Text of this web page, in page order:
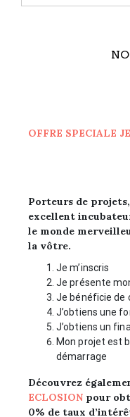
OFFRE SPECIALE
Porteurs de
excellent
le monde
la vôtre.
Je m’inscris
Je présente
Je bénéficie de
J’obtiens une
J’obtiens un
Mon projet est
démarrage
Découvrez
ECLOSION pour
0% de taux